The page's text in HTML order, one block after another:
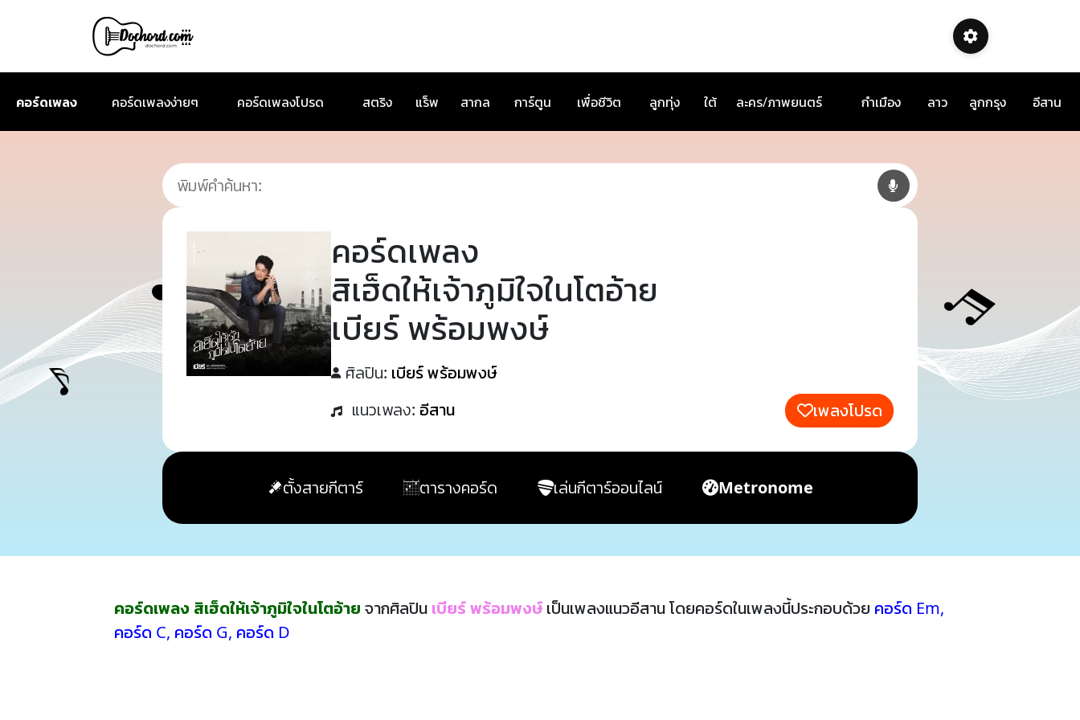
คอร์ดเพลง คอร์ดเพลงง่ายๆ คอร์ดเพลงโปรด สตริง แร็พ สากล การ์ตูน เพื่อชีวิต ลูกทุ่ง ใต้ ละคร/ภาพยนตร์ กำเมือง ลาว ลูกกรุง อีสาน
คอร์ดเพลง
สิเฮ็ดให้เจ้าภูมิใจในโตอ้าย
เบียร์ พร้อมพงษ์
ศิลปิน: เบียร์ พร้อมพงษ์
แนวเพลง: อีสาน เพลงโปรด
ตั้งสายกีตาร์ ตารางคอร์ด เล่นกีตาร์ออนไลน์ Metronome
คอร์ดเพลง สิเฮ็ดให้เจ้าภูมิใจในโตอ้าย จากศิลปิน เบียร์ พร้อมพงษ์ เป็นเพลงแนวอีสาน โดยคอร์ดในเพลงนี้ประกอบด้วย คอร์ด Em,
คอร์ด C, คอร์ด G, คอร์ด D